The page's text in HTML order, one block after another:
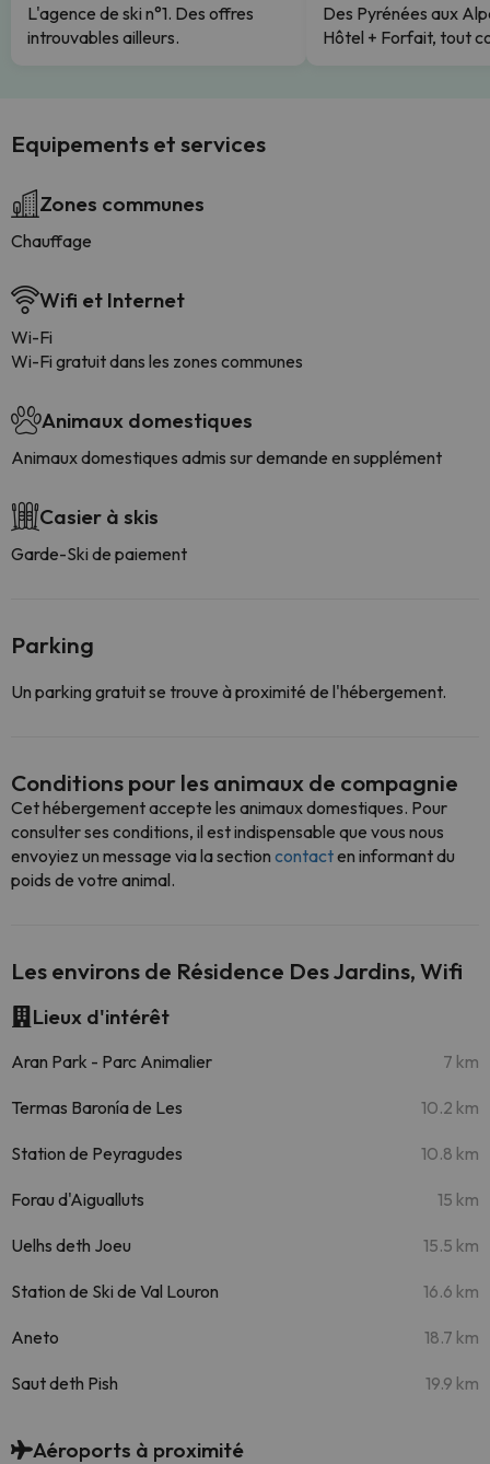
L'agence de ski n°1. Des offres
introuvables ailleurs.
Des Pyrénées aux
Hôtel + Forfait, tout
Equipements et services
Zones communes
Chauffage
Wifi et Internet
Wi-Fi
Wi-Fi gratuit dans les zones communes
Animaux domestiques
Animaux domestiques admis sur demande en supplément
Casier à skis
Garde-Ski de paiement
Parking
Un parking gratuit se trouve à proximité de l'hébergement.
Conditions pour les animaux de compagnie
Cet hébergement accepte les animaux domestiques. Pour
consulter ses conditions, il est indispensable que vous nous
envoyiez un message via la section contacten informant du
poids de votre animal.
Les environs de Résidence Des Jardins, Wifi
Lieux d'intérêt
Aran Park - Parc Animalier 7 km
Termas Baronía de Les 10.2 km
Station de Peyragudes 10.8 km
Forau d'Aigualluts 15 km
Uelhs deth Joeu 15.5 km
Station de Ski de Val Louron 16.6 km
Aneto 18.7 km
Saut deth Pish 19.9 km
Aéroports à proximité